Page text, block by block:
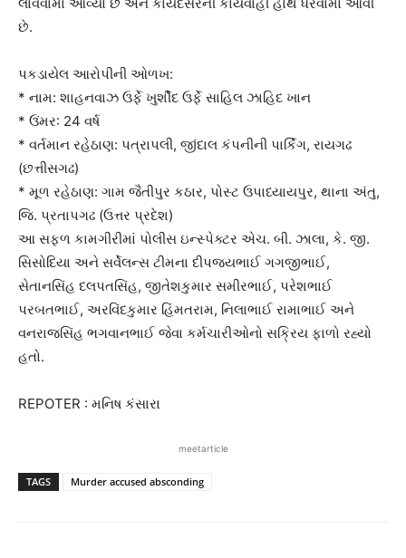
છે.
પકડાયેલ આરોપીની ઓળખ:
* નામ: શાહનવાઝ ઉર્ફે ખુર્શીદ ઉર્ફે સાહિલ ઝાહિદ ખાન
* ઉંમર: 24 વર્ષ
* વર્તમાન રહેઠાણ: પત્રાપલી, જીંદાલ કંપનીની પાર્કિંગ, રાયગઢ
(છત્તીસગઢ)
* મૂળ રહેઠાણ: ગામ જૈતીપુર કઠાર, પોસ્ટ ઉપાધ્યાયપુર, થાના અંતુ,
જિ. પ્રતાપગઢ (ઉત્તર પ્રદેશ)
આ સફળ કામગીરીમાં પોલીસ ઇન્સ્પેક્ટર એચ. બી. ઝાલા, કે. જી.
સિસોદિયા અને સર્વેલન્સ ટીમના દીપજયભાઈ ગગજીભાઈ,
સેતાનસિંહ દલપતસિંહ, જીતેશકુમાર સમીરભાઈ, પરેશભાઈ
પરબતભાઈ, અરવિંદકુમાર હિંમતરામ, નિલાભાઈ રામાભાઈ અને
વનરાજસિંહ ભગવાનભાઈ જેવા કર્મચારીઓનો સક્રિય ફાળો રહ્યો
હતો.
REPOTER : મનિષ કંસારા
meetarticle
TAGS Murder accused absconding